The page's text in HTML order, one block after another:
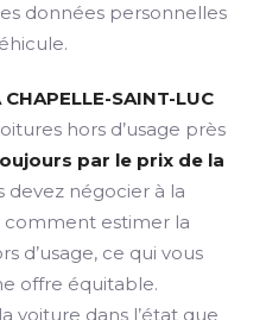
données personnelles
CHAPELLE-SAINT-LUC
hors d’usage près
par le prix de la
devez négocier à la
comment estimer la
d’usage, ce qui vous
offre équitable.
voiture dans l’état que